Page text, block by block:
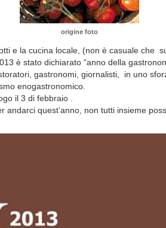
origine foto
e la cucina locale, (non è casuale che
è stato dichiarato “anno della
gastronomi, giornalisti, in uno
enogastronomico.
il 3 di febbraio .
andarci quest’anno, non tutti insieme